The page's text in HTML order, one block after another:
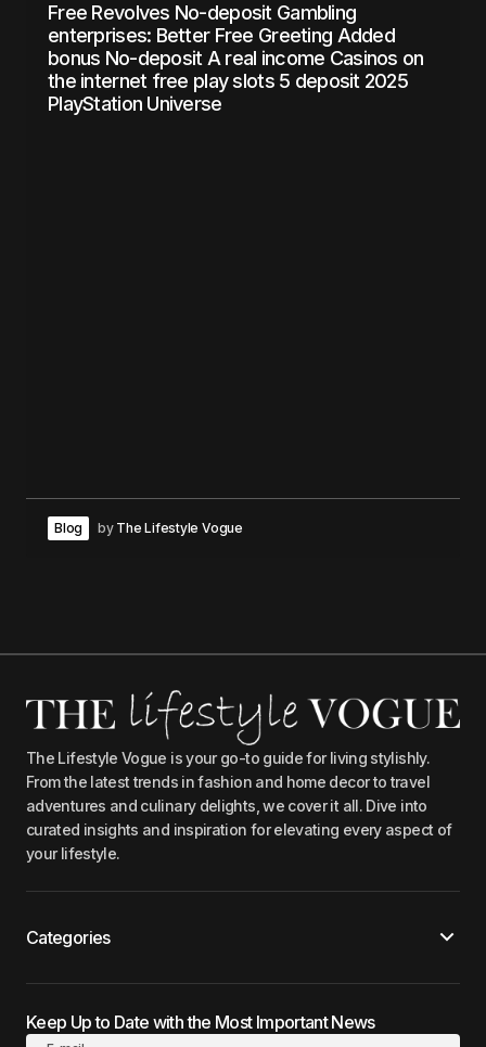
Free Revolves No-deposit Gambling
enterprises: Better Free Greeting Added
bonus No-deposit A real income Casinos on
the internet free play slots 5 deposit 2025
PlayStation Universe
Blog by The Lifestyle Vogue
The Lifestyle Vogue is your go-to guide for living stylishly.
From the latest trends in fashion and home decor to travel
adventures and culinary delights, we cover it all. Dive into
curated insights and inspiration for elevating every aspect of
your lifestyle.
Categories
Keep Up to Date with the Most Important News